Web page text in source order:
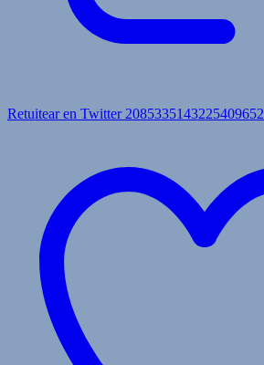
Retuitear en Twitter 2085335143225409652